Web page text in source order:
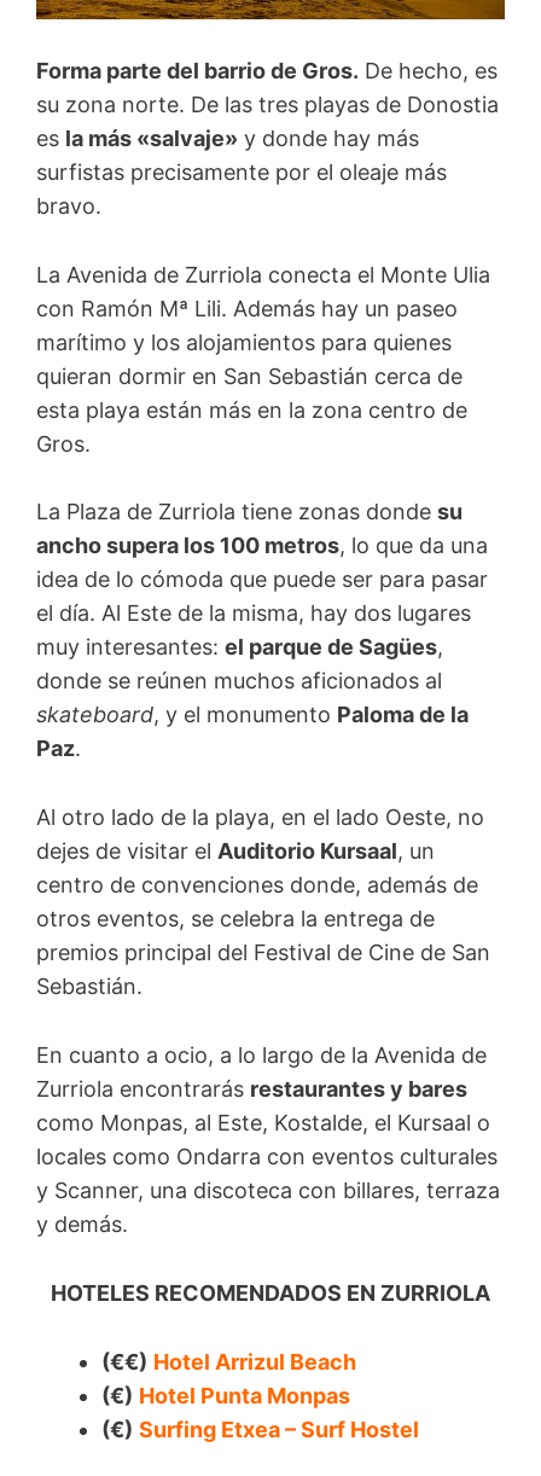
Forma parte del barrio de Gros. De hecho, es
su zona norte. De las tres playas de Donostia
es la más «salvaje» y donde hay más
surfistas precisamente por el oleaje más
bravo.
La Avenida de Zurriola conecta el Monte Ulia
con Ramón Mª Lili. Además hay un paseo
marítimo y los alojamientos para quienes
quieran dormir en San Sebastián cerca de
esta playa están más en la zona centro de
Gros.
La Plaza de Zurriola tiene zonas donde su
ancho supera los 100 metros, lo que da una
idea de lo cómoda que puede ser para pasar
el día. Al Este de la misma, hay dos lugares
muy interesantes: el parque de Sagües,
donde se reúnen muchos aficionados al
skateboard, y el monumento Paloma de la
Paz.
Al otro lado de la playa, en el lado Oeste, no
dejes de visitar el Auditorio Kursaal, un
centro de convenciones donde, además de
otros eventos, se celebra la entrega de
premios principal del Festival de Cine de San
Sebastián.
En cuanto a ocio, a lo largo de la Avenida de
Zurriola encontrarás restaurantes y bares
como Monpas, al Este, Kostalde, el Kursaal o
locales como Ondarra con eventos culturales
y Scanner, una discoteca con billares, terraza
y demás.
HOTELES RECOMENDADOS EN ZURRIOLA
(€€) Hotel Arrizul Beach
(€) Hotel Punta Monpas
(€) Surfing Etxea – Surf Hostel